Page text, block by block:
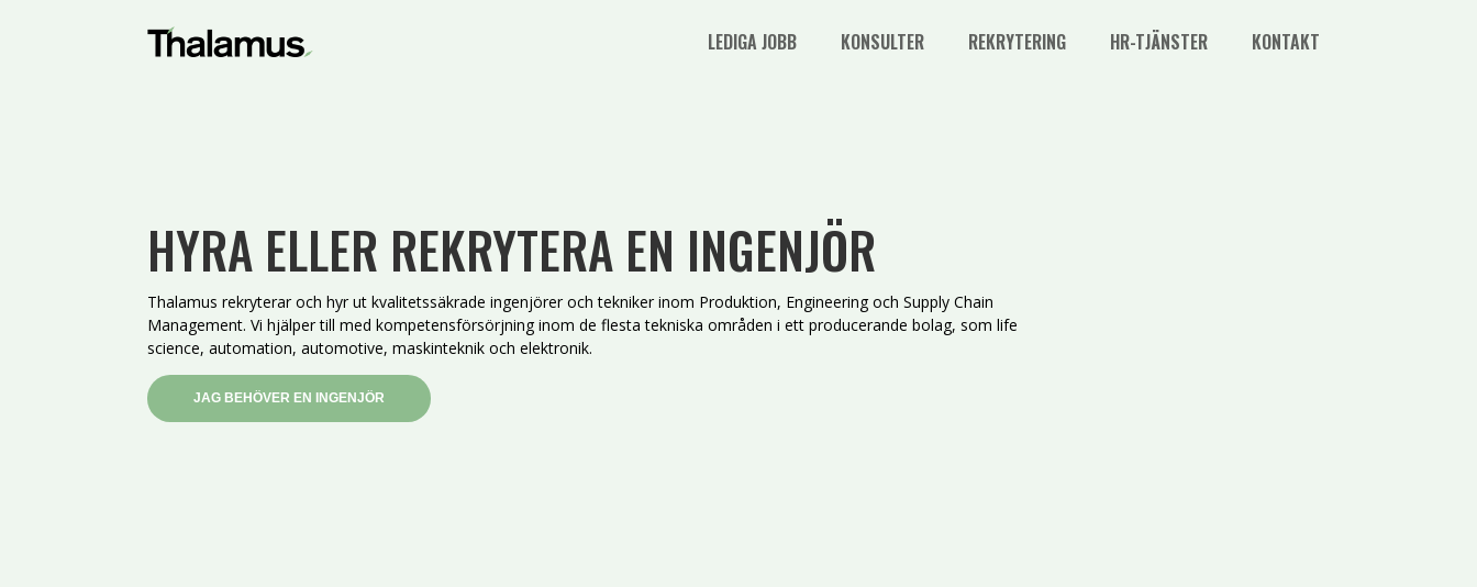
LEDIGA JOBB KONSULTER REKRYTERING HR-TJÄNSTER KONTAKT
HYRA ELLER REKRYTERA EN INGENJÖR
Thalamus rekryterar och hyr ut kvalitetssäkrade ingenjörer och tekniker inom Produktion, Engineering och Supply Chain
Management. Vi hjälper till med kompetensförsörjning inom de flesta tekniska områden i ett producerande bolag, som life
science, automation, automotive, maskinteknik och elektronik.
JAG BEHÖVER EN INGENJÖR